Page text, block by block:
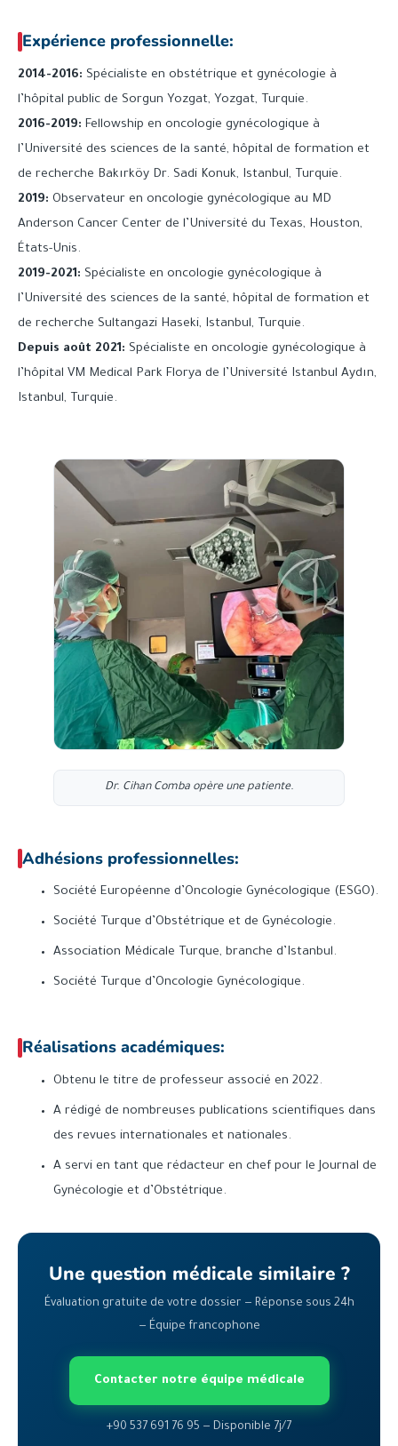
Expérience professionnelle:
2014-2016: Spécialiste en obstétrique et gynécologie à
l’hôpital public de Sorgun Yozgat, Yozgat, Turquie.
2016-2019: Fellowship en oncologie gynécologique à
l’Université des sciences de la santé, hôpital de formation et
de recherche Bakırköy Dr. Sadi Konuk, Istanbul, Turquie.
2019: Observateur en oncologie gynécologique au MD
Anderson Cancer Center de l’Université du Texas, Houston,
États-Unis.
2019-2021: Spécialiste en oncologie gynécologique à
l’Université des sciences de la santé, hôpital de formation et
de recherche Sultangazi Haseki, Istanbul, Turquie.
Depuis août 2021: Spécialiste en oncologie gynécologique à
l’hôpital VM Medical Park Florya de l’Université Istanbul Aydın,
Istanbul, Turquie.
Dr. Cihan Comba opère une patiente.
Adhésions professionnelles:
Société Européenne d’Oncologie Gynécologique (ESGO).
Société Turque d’Obstétrique et de Gynécologie.
Association Médicale Turque, branche d’Istanbul.
Société Turque d’Oncologie Gynécologique.
Réalisations académiques:
Obtenu le titre de professeur associé en 2022.
A rédigé de nombreuses publications scientifiques dans
des revues internationales et nationales.
A servi en tant que rédacteur en chef pour le Journal de
Gynécologie et d’Obstétrique.
Une question médicale similaire ?
Évaluation gratuite de votre dossier — Réponse sous 24h
— Équipe francophone
Contacter notre équipe médicale
+90 537 691 76 95 — Disponible 7j/7